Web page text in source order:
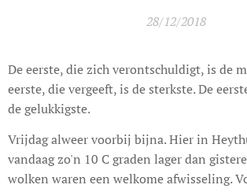
28/12/2018
De eerste, die zich verontschuldigt, is de
eerste, die vergeeft, is de sterkste. De
de gelukkigste.
Vrijdag alweer voorbij bijna. Hier in
vandaag zo'n 10 C graden lager dan
wolken waren een welkome afwisseling.